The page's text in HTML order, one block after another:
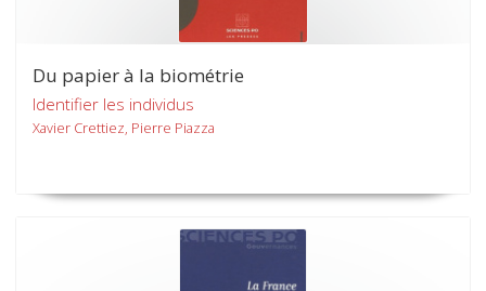
Du papier à la biométrie
Identifier les individus
Xavier Crettiez, Pierre Piazza